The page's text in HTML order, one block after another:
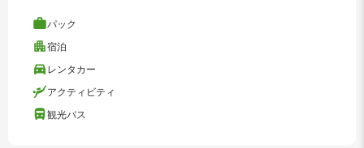
パック
宿泊
レンタカー
アクティビティ
観光バス